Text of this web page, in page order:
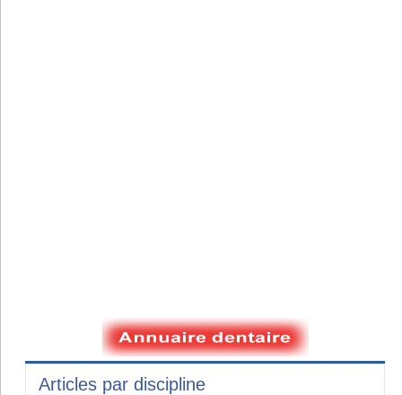
Articles par discipline